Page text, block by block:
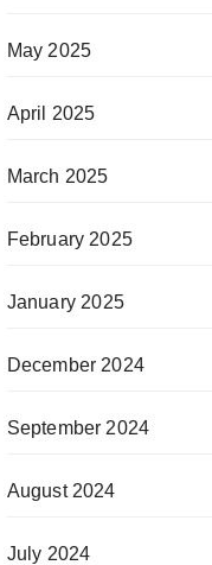
May 2025
April 2025
March 2025
February 2025
January 2025
December 2024
September 2024
August 2024
July 2024